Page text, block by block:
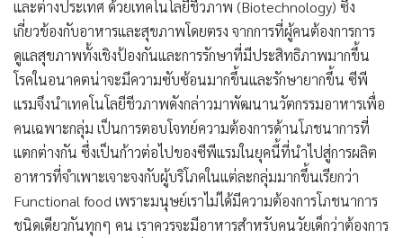
และต่างประเทศ ด้วยเทคโนโลยีชีวภาพ (Biotechnology) ซึ่ง
เกี่ยวข้องกับอาหารและสุขภาพโดยตรง จากการที่ผู้คนต้องการการ
ดูแลสุขภาพทั้งเชิงป้องกันและการรักษาที่มีประสิทธิภาพมากขึ้น
โรคในอนาคตน่าจะมีความซับซ้อนมากขึ้นและรักษายากขึ้น ซีพี
แรมจึงนำเทคโนโลยีชีวภาพดังกล่าวมาพัฒนานวัตกรรมอาหารเพื่อ
คนเฉพาะกลุ่ม เป็นการตอบโจทย์ความต้องการด้านโภชนาการที่
แตกต่างกัน ซึ่งเป็นก้าวต่อไปของซีพีแรมในยุคนี้ที่นำไปสู่การผลิต
อาหารที่จำเพาะเจาะจงกับผู้บริโภคในแต่ละกลุ่มมากขึ้นเรียกว่า
Functional food เพราะมนุษย์เราไม่ได้มีความต้องการโภชนาการ
ชนิดเดียวกันทุกๆ คน เราควรจะมีอาหารสำหรับคนวัยเด็กว่าต้องการ